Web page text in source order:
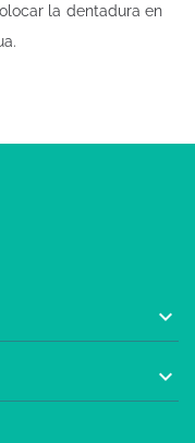
la dentadura en

